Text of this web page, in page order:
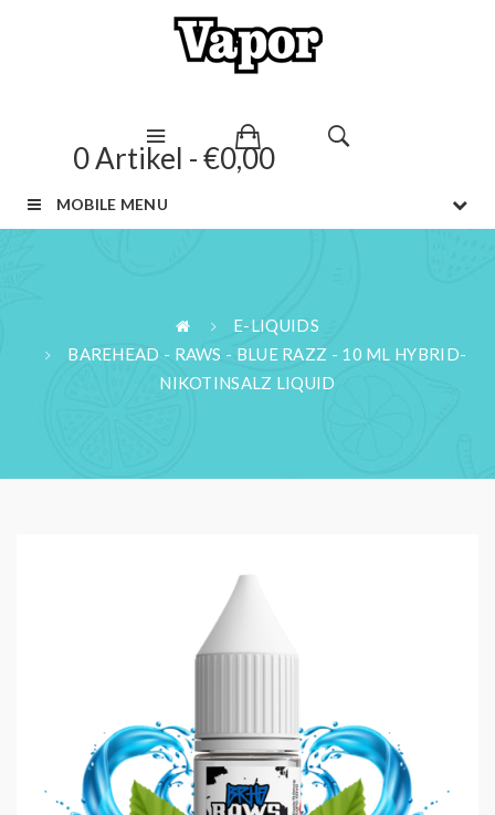
0 Artikel - €0,00
MOBILE MENU
E-LIQUIDS
BAREHEAD - RAWS - BLUE RAZZ - 10 ML HYBRID-
NIKOTINSALZ LIQUID